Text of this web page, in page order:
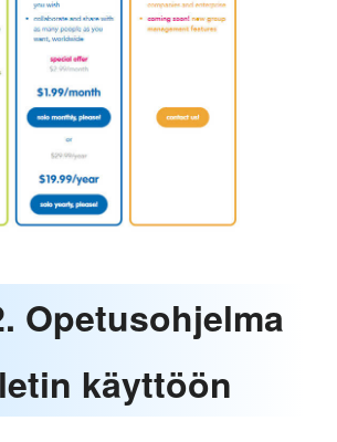
Opetusohjelma
käyttöön